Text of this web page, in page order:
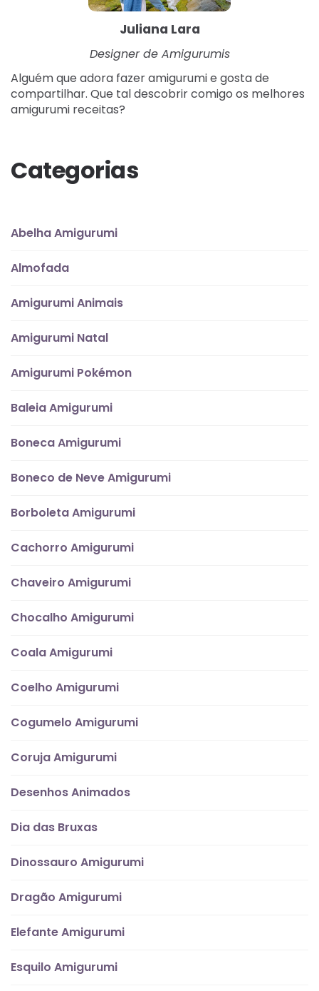
Juliana Lara
Designer de Amigurumis
Alguém que adora fazer amigurumi e gosta de
compartilhar. Que tal descobrir comigo os melhores
amigurumi receitas?
Categorias
Abelha Amigurumi
Almofada
Amigurumi Animais
Amigurumi Natal
Amigurumi Pokémon
Baleia Amigurumi
Boneca Amigurumi
Boneco de Neve Amigurumi
Borboleta Amigurumi
Cachorro Amigurumi
Chaveiro Amigurumi
Chocalho Amigurumi
Coala Amigurumi
Coelho Amigurumi
Cogumelo Amigurumi
Coruja Amigurumi
Desenhos Animados
Dia das Bruxas
Dinossauro Amigurumi
Dragão Amigurumi
Elefante Amigurumi
Esquilo Amigurumi